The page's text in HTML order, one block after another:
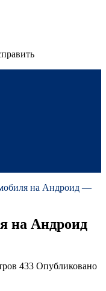
на Андроид —
на Андроид
433 Опубликовано